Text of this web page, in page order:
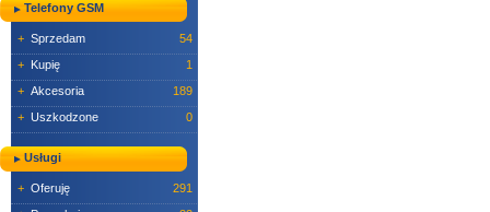
Telefony GSM
+ Sprzedam
54
+ Kupię
1
+ Akcesoria
189
+ Uszkodzone 0
Usługi
+ Oferuję
291